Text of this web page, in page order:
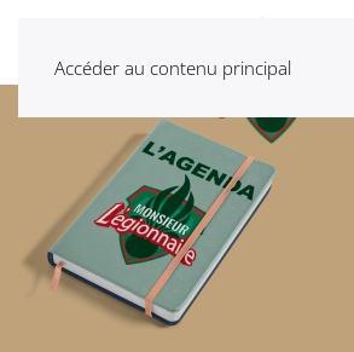
Accéder au contenu principal